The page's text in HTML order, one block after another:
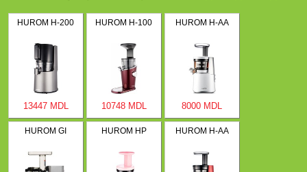
HUROM H-200
13447 MDL
HUROM H-100
10748 MDL
HUROM H-AA
8000 MDL
HUROM GI HUROM HP HUROM H-AA